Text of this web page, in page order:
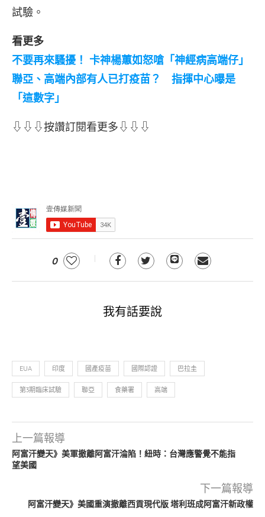
試驗。
看更多
不要再來騷擾！ 卡神楊蕙如怒嗆「神經病高端仔」
聯亞、高端內部有人已打疫苗？ 指揮中心曝是
「這數字」
⇩⇩⇩按讚訂閱看更多⇩⇩⇩
0
我有話要說
EUA 印度 國產疫苗 國際認證 巴拉圭
第3期臨床試驗 聯亞 食藥署 高端
上一篇報導
阿富汗變天》美軍撤離阿富汗淪陷！紐時：台灣應警覺不能指
望美國
下一篇報導
阿富汗變天》美國重演撤離西貢現代版 塔利班成阿富汗新政權